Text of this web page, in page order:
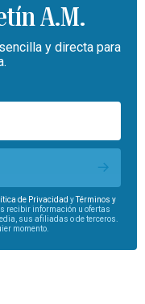
A.M.
y directa para
de Privacidad yTérminos y
recibir información u ofertas
sus afiliadas o de terceros.
momento.